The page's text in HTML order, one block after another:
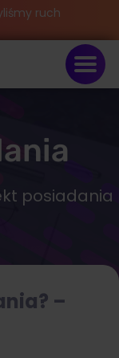
ruch
posiadania
–